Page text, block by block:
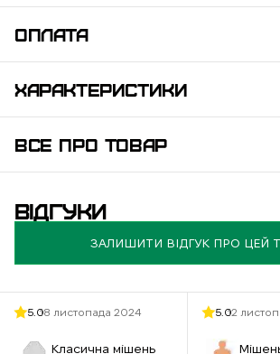
ОПЛАТА
ХАРАКТЕРИСТИКИ
ВСЕ ПРО ТОВАР
ВІДГУКИ
ЗАЛИШИТИ ВІДГУК ПРО ЦЕЙ
5.018 листопада 2024
Класична мішень
5.012